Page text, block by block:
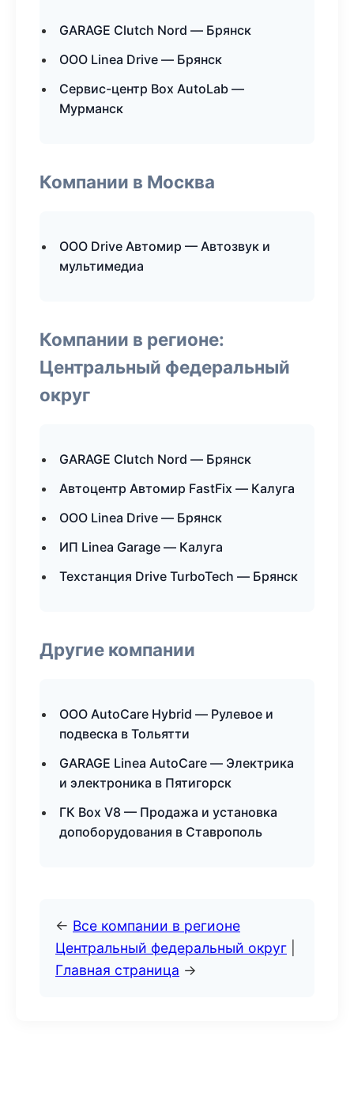
GARAGE Clutch Nord — Брянск
ООО Linea Drive — Брянск
Сервис-центр Box AutoLab —
Мурманск
Компании в Москва
ООО Drive Автомир — Автозвук и
мультимедиа
Компании в регионе:
Центральный федеральный
округ
GARAGE Clutch Nord — Брянск
Автоцентр Автомир FastFix — Калуга
ООО Linea Drive — Брянск
ИП Linea Garage — Калуга
Техстанция Drive TurboTech — Брянск
Другие компании
ООО AutoCare Hybrid — Рулевое и
подвеска в Тольятти
GARAGE Linea AutoCare — Электрика
и электроника в Пятигорск
ГК Box V8 — Продажа и установка
допоборудования в Ставрополь
← Все компании в регионе
Центральный федеральный округ
Главная страница →